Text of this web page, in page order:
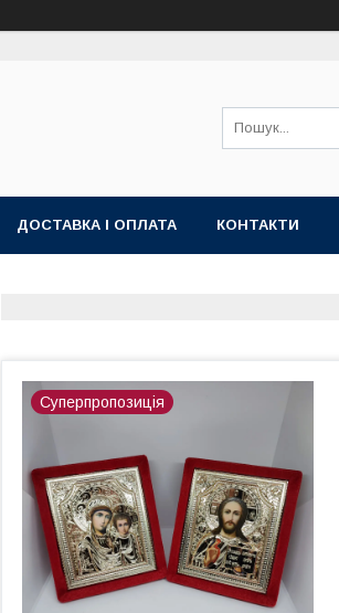
ДОСТАВКА І ОПЛАТА КОНТАКТИ
Суперпропозиція